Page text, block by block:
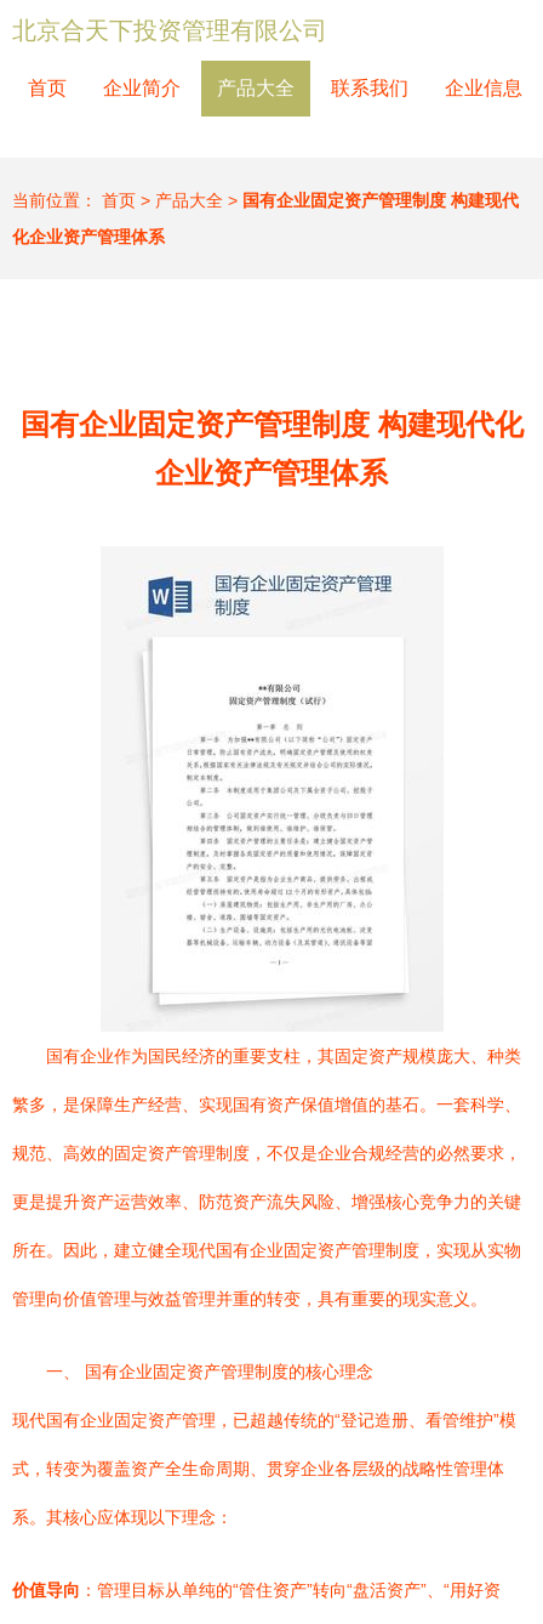
北京合天下投资管理有限公司
首页 企业简介 产品大全 联系我们 企业信息
当前位置： 首页 > 产品大全 > 国有企业固定资产管理制度 构建现代
化企业资产管理体系
国有企业固定资产管理制度 构建现代化
企业资产管理体系
国有企业作为国民经济的重要支柱，其固定资产规模庞大、种类
繁多，是保障生产经营、实现国有资产保值增值的基石。一套科学、
规范、高效的固定资产管理制度，不仅是企业合规经营的必然要求，
更是提升资产运营效率、防范资产流失风险、增强核心竞争力的关键
所在。因此，建立健全现代国有企业固定资产管理制度，实现从实物
管理向价值管理与效益管理并重的转变，具有重要的现实意义。
一、 国有企业固定资产管理制度的核心理念
现代国有企业固定资产管理，已超越传统的“登记造册、看管维护”模
式，转变为覆盖资产全生命周期、贯穿企业各层级的战略性管理体
系。其核心应体现以下理念：
价值导向 ：管理目标从单纯的“管住资产”转向“盘活资产”、“用好资